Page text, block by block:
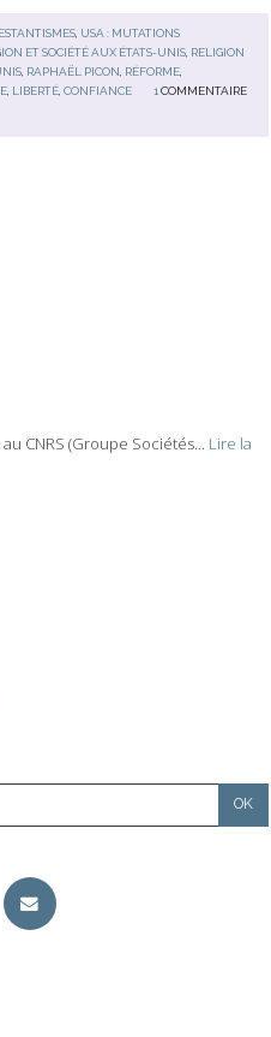
CNRS (Groupe Sociétés... Lire la
, USA : MUTATIONS
ET SOCIÉTÉ AUX ÉTATS-UNIS RELIGION
RAPHAËL PICON RÉFORME
LIBERTÉ ,CONFIANCE 1 COMMENTAIRE